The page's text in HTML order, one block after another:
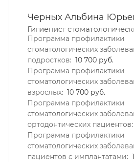
Черных Альбина
Гигиенист
Программа профилактики
стоматологических
подростков: 10 700 руб.
Программа профилактики
стоматологических
взрослых: 10 700 руб.
Программа профилактики
стоматологических
ортодонтических пациентов:
Программа профилактики
стоматологических
пациентов с имплантатами: